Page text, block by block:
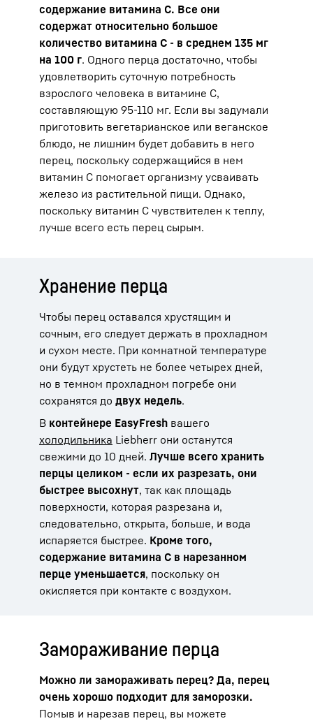
содержание витамина С. Все они
содержат относительно большое
количество витамина С - в среднем 135 мг
на 100 г. Одного перца достаточно, чтобы
удовлетворить суточную потребность
взрослого человека в витамине С,
составляющую 95-110 мг. Если вы задумали
приготовить вегетарианское или веганское
блюдо, не лишним будет добавить в него
перец, поскольку содержащийся в нем
витамин С помогает организму усваивать
железо из растительной пищи. Однако,
поскольку витамин С чувствителен к теплу,
лучше всего есть перец сырым.
Хранение перца
Чтобы перец оставался хрустящим и
сочным, его следует держать в прохладном
и сухом месте. При комнатной температуре
они будут хрустеть не более четырех дней,
но в темном прохладном погребе они
сохранятся до двух недель.
В контейнере EasyFresh вашего
холодильника Liebherr они останутся
свежими до 10 дней. Лучше всего хранить
перцы целиком - если их разрезать, они
быстрее высохнут, так как площадь
поверхности, которая разрезана и,
следовательно, открыта, больше, и вода
испаряется быстрее. Кроме того,
содержание витамина С в нарезанном
перце уменьшается, поскольку он
окисляется при контакте с воздухом.
Замораживание перца
Можно ли замораживать перец? Да, перец
очень хорошо подходит для заморозки.
Помыв и нарезав перец, вы можете